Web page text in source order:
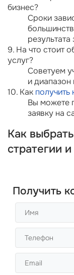
бизнес?
Сроки
9. На что стоит
услуг?
Советуем
и диапазон
10. Как получить
Вы можете
заявку на
Как
стратегии
Получить